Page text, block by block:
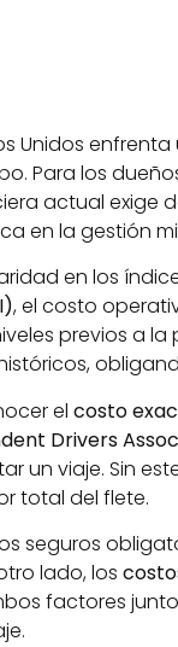
Unidos
Para los
actual
en la gestión
en los
, el costo
previos a
el costo
Drivers
un viaje. Sin
total del flete.
seguros
lado, los
factores